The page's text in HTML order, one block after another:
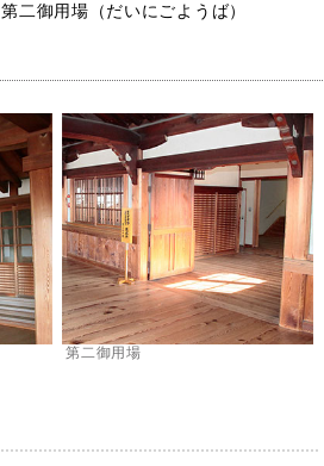
第二御用場（だいにごようば）
第二御用場